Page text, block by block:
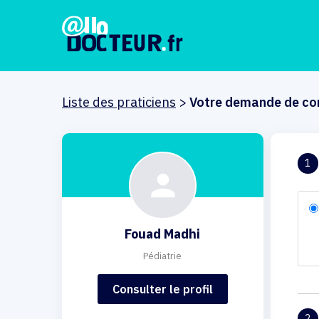
Liste des praticiens > Votre demande de
Fouad Madhi
Pédiatrie
Consulter le profil
1